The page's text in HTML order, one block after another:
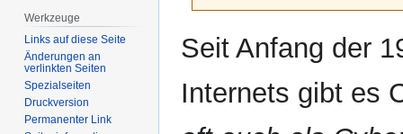
Navigation
Suche
Seit Anfang der
Internets gibt es
Werkzeuge
Links auf diese Seite
Änderungen an
verlinkten Seiten
Spezialseiten
Druckversion
Permanenter Link